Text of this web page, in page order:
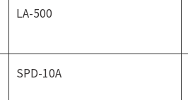
LA-500
SPD-10A